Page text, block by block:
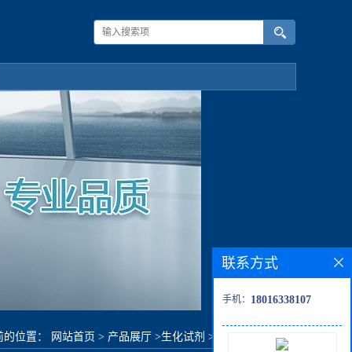
的位置： 网站首页 > 产品展厅 >生化试剂 > 2,4-二氟硝基苯
联系方式
手机： 18016338107